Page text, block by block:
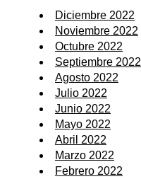
Diciembre 2022
Noviembre 2022
Octubre 2022
Septiembre 2022
Agosto 2022
Julio 2022
Junio 2022
Mayo 2022
Abril 2022
Marzo 2022
Febrero 2022